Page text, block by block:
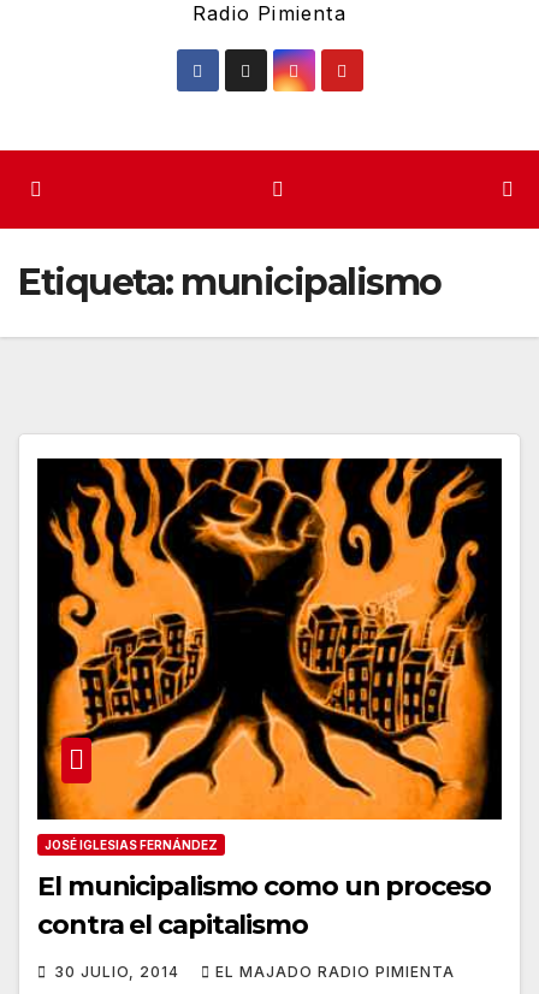
Radio Pimienta
Etiqueta: municipalismo
JOSÉ IGLESIAS FERNÁNDEZ
El municipalismo como un proceso
contra el capitalismo
30 JULIO, 2014 EL MAJADO RADIO PIMIENTA